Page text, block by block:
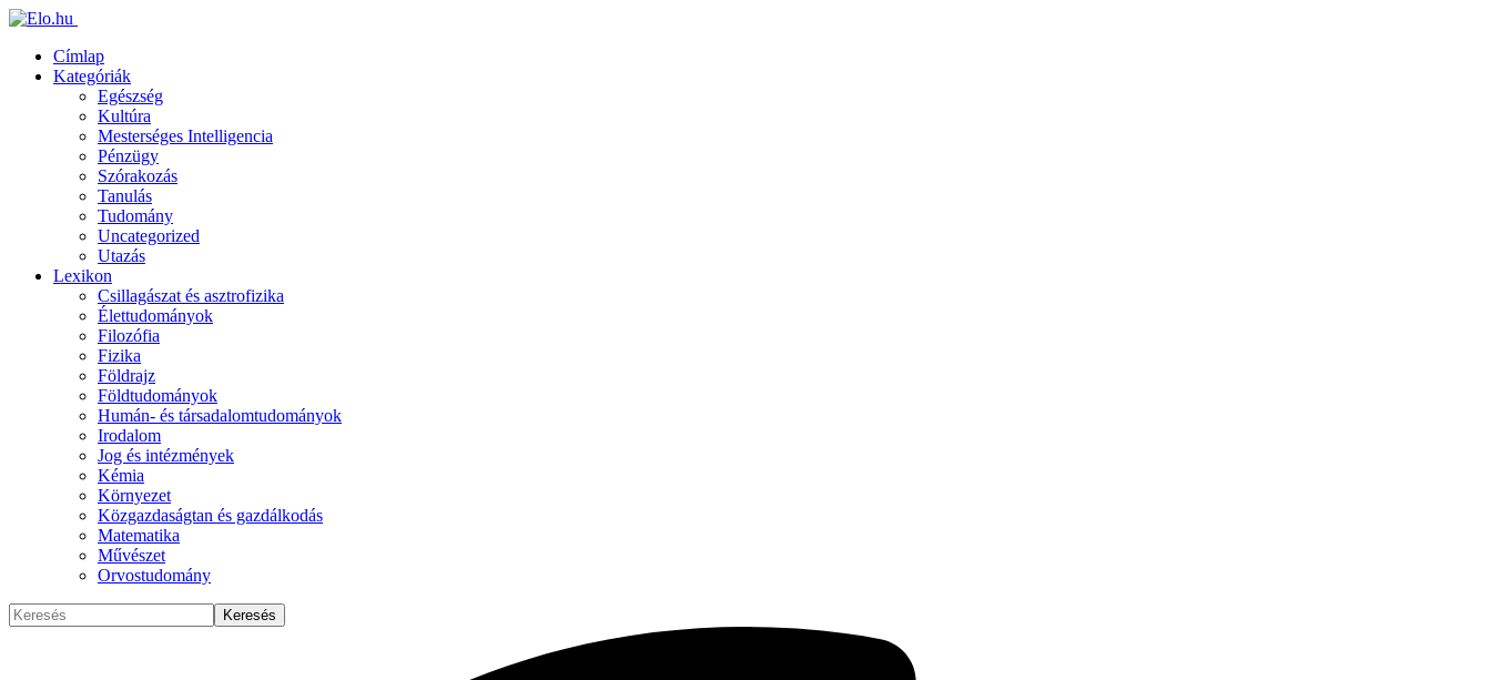
Címlap
Kategóriák
Egészség
Kultúra
Mesterséges Intelligencia
Pénzügy
Szórakozás
Tanulás
Tudomány
Uncategorized
Utazás
Lexikon
Csillagászat és asztrofizika
Élettudományok
Filozófia
Fizika
Földrajz
Földtudományok
Humán- és társadalomtudományok
Irodalom
Jog és intézmények
Kémia
Környezet
Közgazdaságtan és gazdálkodás
Matematika
Művészet
Orvostudomány